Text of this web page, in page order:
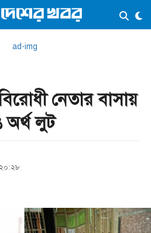
×
নেতার বাসায়
অর্থ লুট